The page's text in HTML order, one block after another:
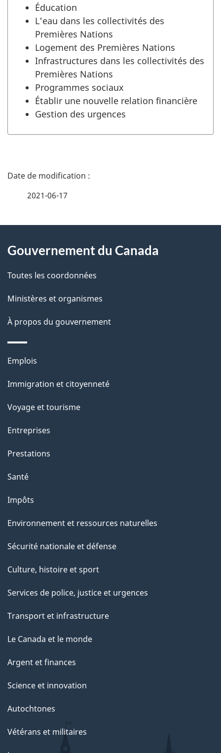
Éducation
L'eau dans les collectivités des
Premières Nations
Logement des Premières Nations
Infrastructures dans les collectivités des
Premières Nations
Programmes sociaux
Établir une nouvelle relation financière
Gestion des urgences
D
i
d
e
l
a
a
g
e
2021-06-17
propos
de
site
Gouvernement du Canada
Toutes les coordonnées
Ministères et organismes
À propos du gouvernement
Thèmes
sujets
Emplois
Immigration et citoyenneté
Voyage et tourisme
Entreprises
Prestations
Santé
Impôts
Environnement et ressources naturelles
Sécurité nationale et défense
Culture, histoire et sport
Services de police, justice et urgences
Transport et infrastructure
Le Canada et le monde
Argent et finances
Science et innovation
Autochtones
Vétérans et militaires